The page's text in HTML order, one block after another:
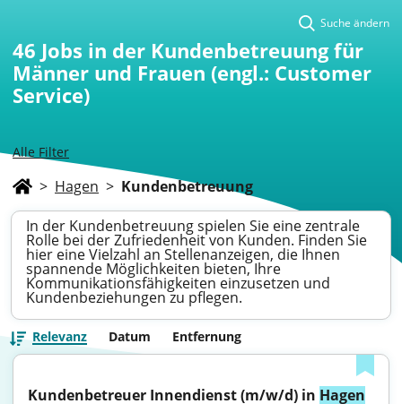
Alle Filter
Suche ändern
46 Jobs in der Kundenbetreuung für
Männer und Frauen (engl.: Customer
Service)
> Hagen > Kundenbetreuung
In der Kundenbetreuung spielen Sie eine zentrale
Rolle bei der Zufriedenheit von Kunden. Finden Sie
hier eine Vielzahl an Stellenanzeigen, die Ihnen
spannende Möglichkeiten bieten, Ihre
Kommunikationsfähigkeiten einzusetzen und
Kundenbeziehungen zu pflegen.
Relevanz Datum Entfernung
Kundenbetreuer Innendienst (m/w/d) in Hagen